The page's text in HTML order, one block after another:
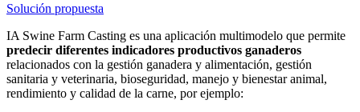
Solución propuesta
IA Swine Farm Casting es una aplicación multimodelo que permite
predecir diferentes indicadores productivos ganaderos
relacionados con la gestión ganadera y alimentación, gestión
sanitaria y veterinaria, bioseguridad, manejo y bienestar animal,
rendimiento y calidad de la carne, por ejemplo: